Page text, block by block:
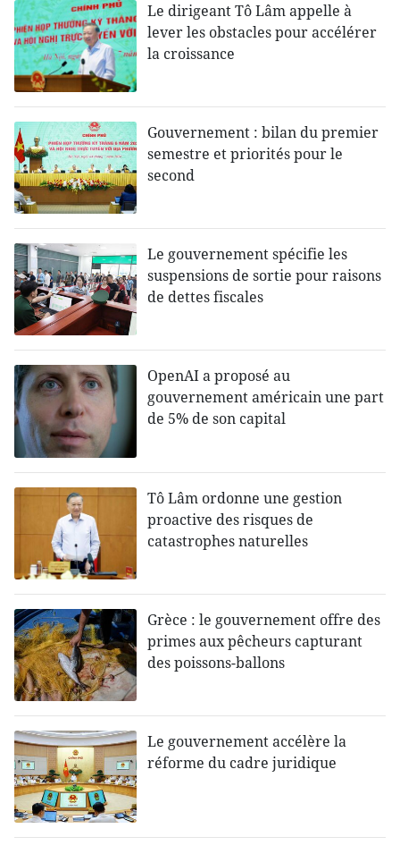
Le dirigeant Tô Lâm appelle à
lever les obstacles pour accélérer
la croissance
Gouvernement : bilan du premier
semestre et priorités pour le
second
Le gouvernement spécifie les
suspensions de sortie pour raisons
de dettes fiscales
OpenAI a proposé au
gouvernement américain une part
de 5% de son capital
Tô Lâm ordonne une gestion
proactive des risques de
catastrophes naturelles
Grèce : le gouvernement offre des
primes aux pêcheurs capturant
des poissons-ballons
Le gouvernement accélère la
réforme du cadre juridique